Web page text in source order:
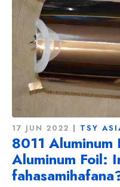
17 JUN 2022 TSY
8011
Aluminum Foil: